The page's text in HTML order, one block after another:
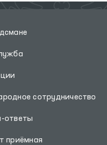
сотрудничество
ответы
приёмная